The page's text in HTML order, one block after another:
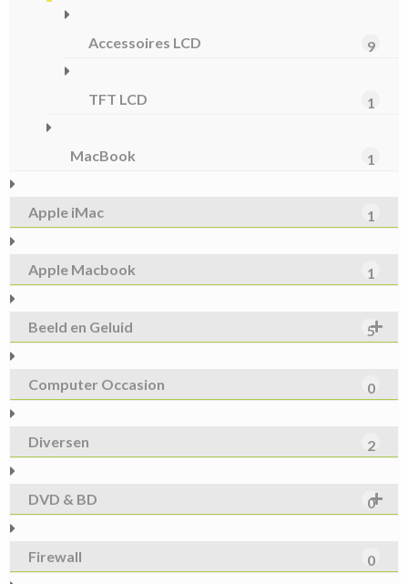
Accessoires LCD 9
TFT LCD 1
MacBook 1
Apple iMac 1
Apple Macbook 1
Beeld en Geluid 5
Computer Occasion 0
Diversen 2
DVD & BD 0
Firewall 0